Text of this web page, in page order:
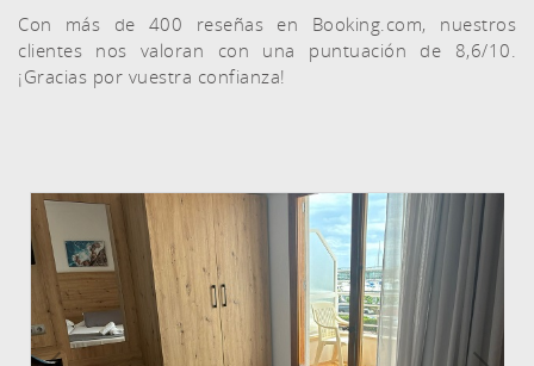
Con más de 400 reseñas en Booking.com, nuestros
clientes nos valoran con una puntuación de 8,6/10.
¡Gracias por vuestra confianza!